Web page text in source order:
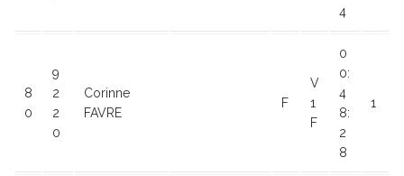
4
8
0
9
2
2
0
Corinne
FAVRE
F
V
1
F
0
0:
4
8:
2
8
1